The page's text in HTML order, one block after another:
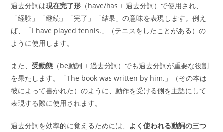
過去分詞は現在完了形 （have/has + 過去分詞）で使用され、
「経験」「継続」「完了」「結果」の意味を表現します。例え
ば、「I have played tennis.」（テニスをしたことがある）の
ように使用します。
また、受動態 （be動詞 + 過去分詞）でも過去分詞が重要な役割
を果たします。「The book was written by him.」（その本は
彼によって書かれた）のように、動作を受ける側を主語にして
表現する際に使用されます。
過去分詞を効率的に覚えるためには、 よく使われる動詞の三つ